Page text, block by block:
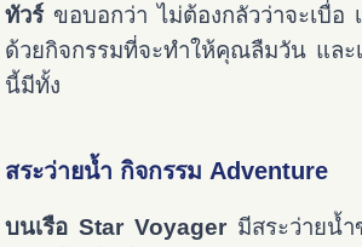
ทัวร์ขอบอกว่า ไม่ต้องกลัวว่าจะเบื่อ
ด้วยกิจกรรมที่จะทำให้คุณลืมวัน และ
นี้มีทั้ง
สระว่ายน้ำ กิจกรรม Adventure
บนเรือ Star Voyager มีสระว่ายน้